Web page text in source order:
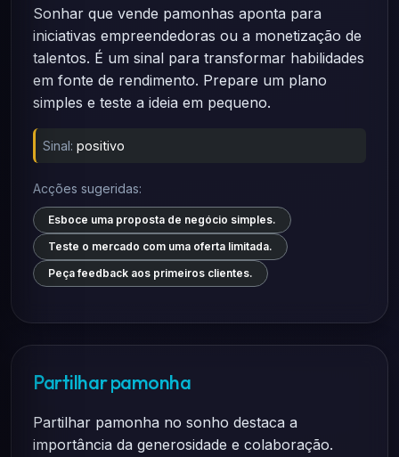
Sonhar que vende pamonhas aponta para
iniciativas empreendedoras ou a monetização de
talentos. É um sinal para transformar habilidades
em fonte de rendimento. Prepare um plano
simples e teste a ideia em pequeno.
Sinal: positivo
Acções sugeridas:
Esboce uma proposta de negócio simples.
Teste o mercado com uma oferta limitada.
Peça feedback aos primeiros clientes.
Partilhar pamonha
Partilhar pamonha no sonho destaca a
importância da generosidade e colaboração.